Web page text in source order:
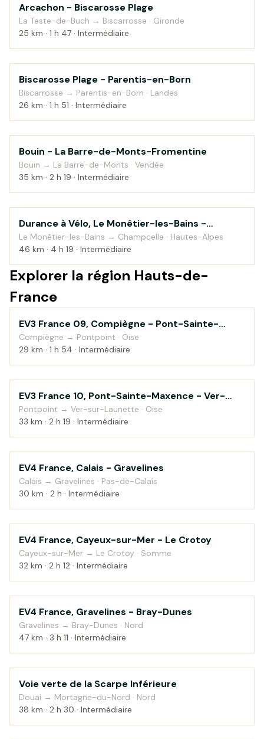
Bord de mer
Arcachon - Biscarosse Plage
La Teste-de-Buch → Biscarrosse · Gironde
25 km · 1 h 47 · Intermédiaire
Bord de mer
Biscarosse Plage - Parentis-en-Born
Biscarrosse → Parentis-en-Born · Landes
26 km · 1 h 51 · Intermédiaire
Bord de mer
Bouin - La Barre-de-Monts-Fromentine
Bouin → La Barre-de-Monts · Vendée
35 km · 2 h 19 · Intermédiaire
Montagne
Durance à Vélo, Le Monêtier-les-Bains -
Sisteron — étape 1
Le Monêtier-les-Bains → Champcella · Hautes-Alpes
46 km · 4 h 19 · Intermédiaire
Explorer la région Hauts-de-
France
Au fil de l'eau
EV3 France 09, Compiègne - Pont-Sainte-
Maxence
Compiègne → Pontpoint · Oise
29 km · 1 h 54 · Intermédiaire
Campagne
EV3 France 10, Pont-Sainte-Maxence - Ver-
sur-Launette
Pontpoint → Ver-sur-Launette · Oise
33 km · 2 h 19 · Intermédiaire
Bord de mer
EV4 France, Calais - Gravelines
Calais → Gravelines · Pas-de-Calais
30 km · 2 h · Intermédiaire
Bord de mer
EV4 France, Cayeux-sur-Mer - Le Crotoy
Cayeux-sur-Mer → Le Crotoy · Somme
32 km · 2 h 12 · Intermédiaire
Bord de mer
EV4 France, Gravelines - Bray-Dunes
Gravelines → Bray-Dunes · Nord
47 km · 3 h 11 · Intermédiaire
Au fil de l'eau
Voie verte de la Scarpe Inférieure
Douai → Mortagne-du-Nord · Nord
38 km · 2 h 30 · Intermédiaire